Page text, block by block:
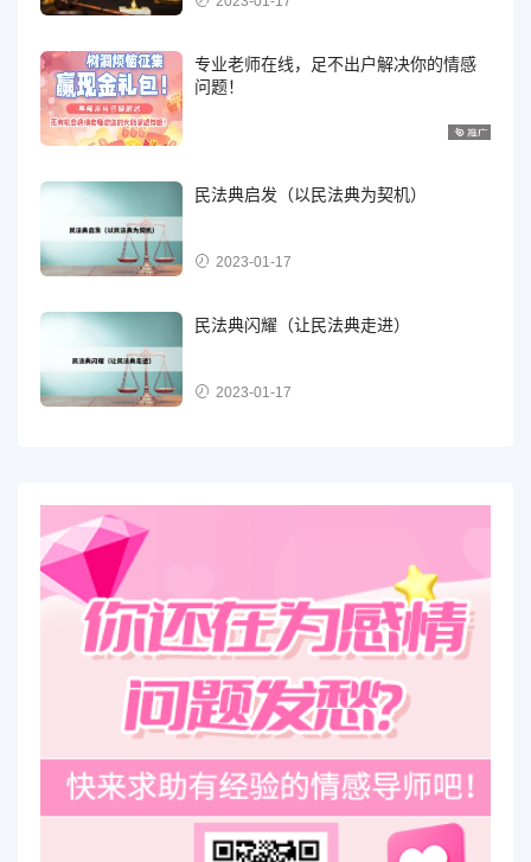
专业老师在线，足不出户解决你的情感
问题！
民法典启发（以民法典为契机）
2023-01-17
民法典闪耀（让民法典走进）
2023-01-17